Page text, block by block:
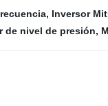
, Inversor
de nivel de presión,